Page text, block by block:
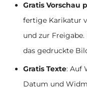
Gratis Vorschau
fertige Karikatur
und zur
das gedruckte
Gratis Texte: Auf
Datum und